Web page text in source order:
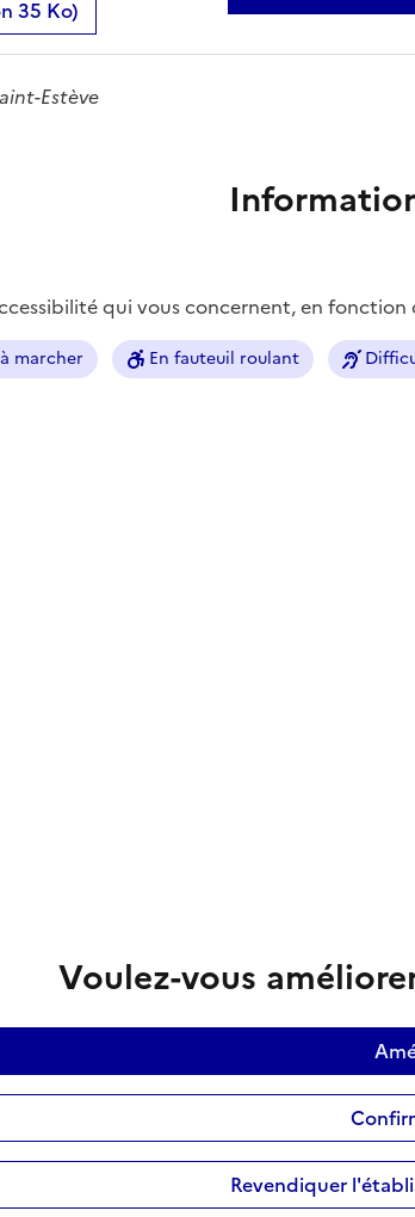
35 Ko)
Estève
qui vous concernent, en
marcher En fauteuil roulant
Voulez-vous
Revendiquer